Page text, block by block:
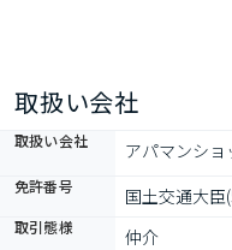
取扱い会社
取扱い会社 アパマンシ
免許番号 国土交通大臣
取引態様 仲介